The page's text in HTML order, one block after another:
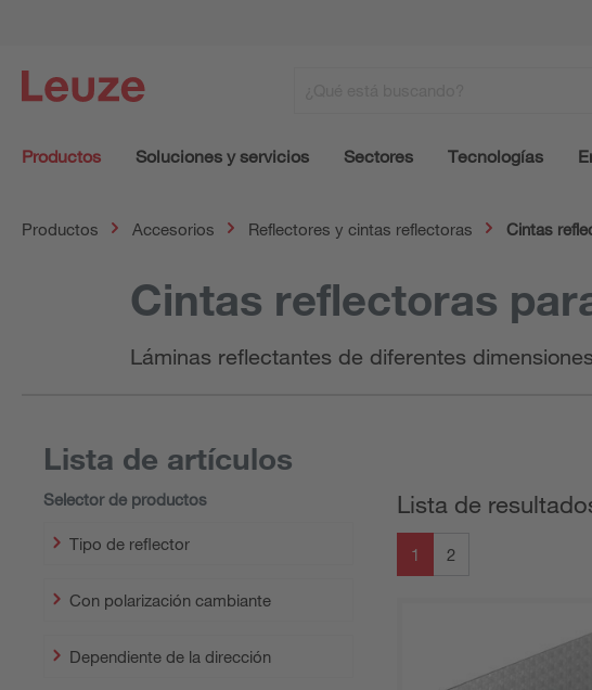
Productos Soluciones y servicios Sectores Tecnologías
Productos Accesorios Reflectores y cintas reflectoras Cintas
Cintas reflectoras
Láminas reflectantes de diferentes
Lista de artículos
Selector de productos
Tipo de reflector
Con polarización cambiante
Dependiente de la dirección
Lista de
1 2